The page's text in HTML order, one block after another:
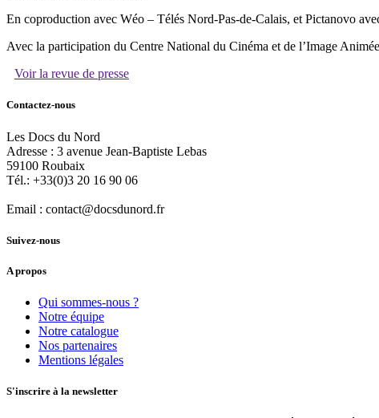
En coproduction avec Wéo – Télés Nord-Pas-de-Calais, et Pictanovo
Avec la participation du Centre National du Cinéma et de l’Image
Voir la revue de presse
Contactez-nous
Les Docs du Nord
Adresse : 3 avenue Jean-Baptiste Lebas
59100 Roubaix
Tél.: +33(0)3 20 16 90 06
Email : contact@docsdunord.fr
Suivez-nous
A propos
Qui sommes-nous ?
Notre équipe
Notre catalogue
Nos partenaires
Mentions légales
S'inscrire à la newsletter